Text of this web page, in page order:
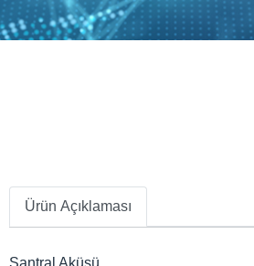
Ürün Açıklaması
Santral Aküsü